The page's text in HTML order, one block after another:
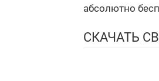
абсолютно
СКАЧАТЬ